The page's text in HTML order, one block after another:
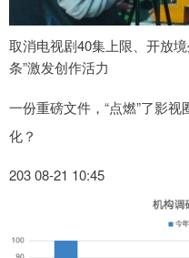
取消电视剧40集上限、开放
条”激发创作活力
一份重磅文件，“点燃”了影
化？
203 08-21 10:45